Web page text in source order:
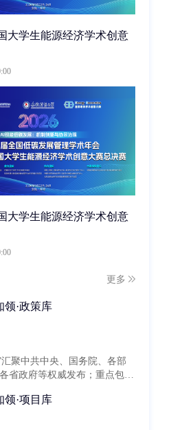
大学生能源经济学术创意
大学生能源经济学术创意
更多
领·政策库
汇聚中共中央、国务院、各部
省政府等权威发布；重点包括
解读、建议提案、公告公报八
收录国家级27435、省级
领·项目库